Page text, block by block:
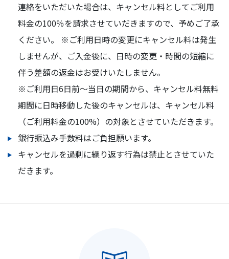
連絡をいただいた場合は、キャンセル料としてご利用
料金の100％を請求させていだきますので、予めご了承
ください。 ※ご利用日時の変更にキャンセル料は発生
しませんが、ご入金後に、日時の変更・時間の短縮に
伴う差額の返金はお受けいたしません。
※ご利用日6日前～当日の期間から、キャンセル料無料
期間に日時移動した後のキャンセルは、キャンセル料
（ご利用料金の100%）の対象とさせていただきます。
銀行振込み手数料はご負担願います。
キャンセルを過剰に繰り返す行為は禁止とさせていた
だきます。